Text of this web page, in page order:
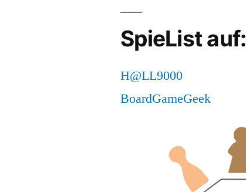
SpieList auf:
H@LL9000
BoardGameGeek